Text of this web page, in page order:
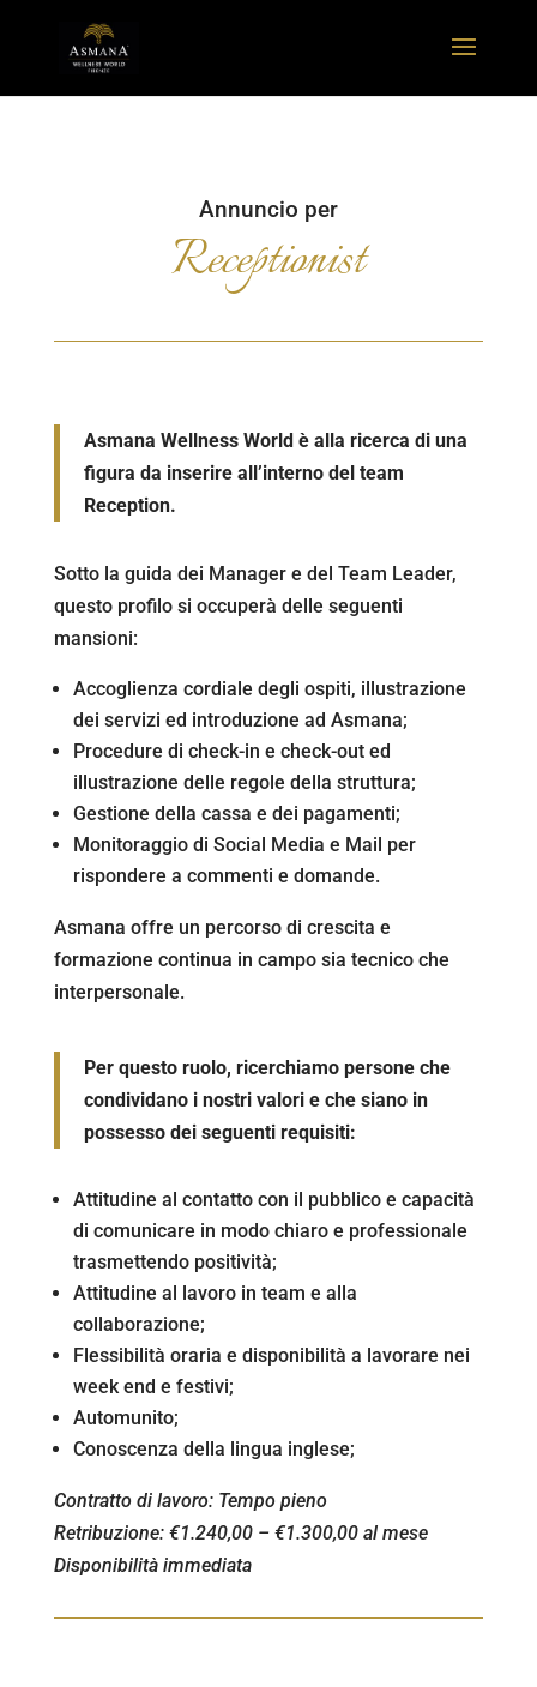
Annuncio per
Receptionist
Asmana Wellness World è alla ricerca di una
figura da inserire all’interno del team
Reception.
Sotto la guida dei Manager e del Team Leader,
questo profilo si occuperà delle seguenti
mansioni:
Accoglienza cordiale degli ospiti, illustrazione
dei servizi ed introduzione ad Asmana;
Procedure di check-in e check-out ed
illustrazione delle regole della struttura;
Gestione della cassa e dei pagamenti;
Monitoraggio di Social Media e Mail per
rispondere a commenti e domande.
Asmana offre un percorso di crescita e
formazione continua in campo sia tecnico che
interpersonale.
Per questo ruolo, ricerchiamo persone che
condividano i nostri valori e che siano in
possesso dei seguenti requisiti:
Attitudine al contatto con il pubblico e capacità
di comunicare in modo chiaro e professionale
trasmettendo positività;
Attitudine al lavoro in team e alla
collaborazione;
Flessibilità oraria e disponibilità a lavorare nei
week end e festivi;
Automunito;
Conoscenza della lingua inglese;
Contratto di lavoro: Tempo pieno
Retribuzione: €1.240,00 – €1.300,00 al mese
Disponibilità immediata